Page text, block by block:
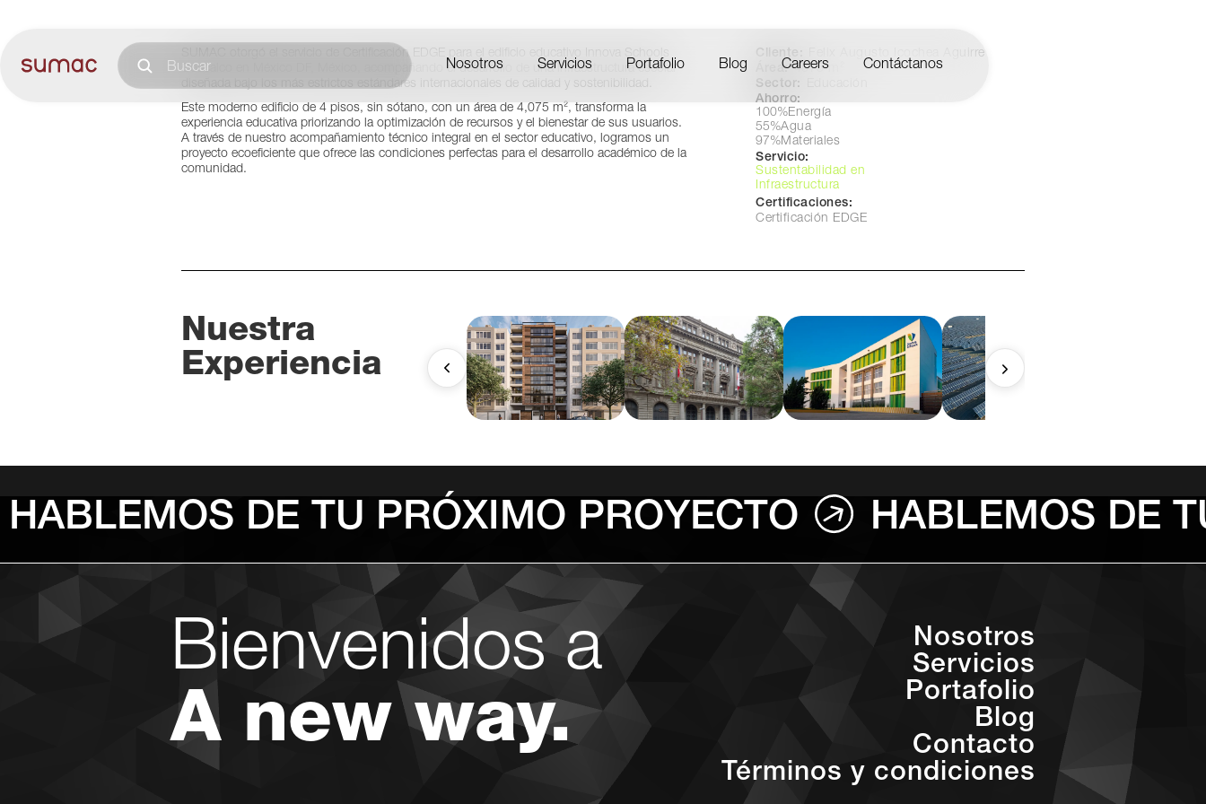
Nosotros Servicios Portafolio Blog Careers Contáctanos
SUMAC otorgó el servicio de Certificación EDGE para el edificio educativo Innova Schools
Coacalco en México DF, México, acompañando el desarrollo de una infraestructura escolar
diseñada bajo los más estrictos estándares internacionales de calidad y sostenibilidad.
Este moderno edificio de 4 pisos, sin sótano, con un área de 4,075 m², transforma la
experiencia educativa priorizando la optimización de recursos y el bienestar de sus usuarios.
A través de nuestro acompañamiento técnico integral en el sector educativo, logramos un
proyecto ecoeficiente que ofrece las condiciones perfectas para el desarrollo académico de la
comunidad.
Felix Augusto Icochea Aguirre
Área: 4075 m²
Sector:
Ahorro:
100%Energía
55%Agua
97%Materiales
Servicio:
Sustentabilidad en
Infraestructura
Certificaciones:
Certificación EDGE
Nuestra
Experiencia
HABLEMOS DE TU PRÓXIMO PROYECTO HABLEMOS DE
Bienvenidos a
A new way.
Nosotros
Servicios
Portafolio
Blog
Contacto
Términos y condiciones